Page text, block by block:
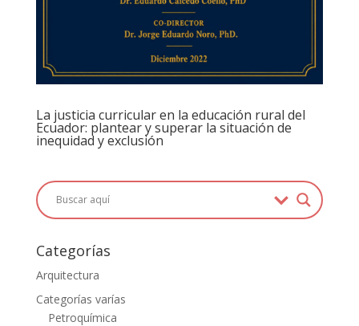
La justicia curricular en la educación rural del
Ecuador: plantear y superar la situación de
inequidad y exclusión
Categorías
Arquitectura
Categorías varías
Petroquímica